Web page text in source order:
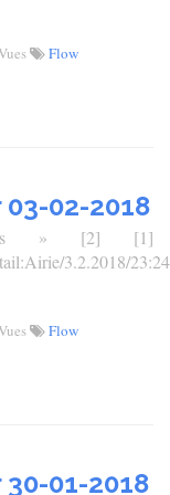
Flow
03-02-2018
» [2] [1]
3.2.2018/23:24
Flow
01-2018